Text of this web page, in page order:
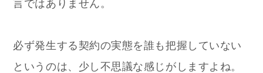
言ではありません。
必ず発生する契約の実態を誰も把握していない
というのは、少し不思議な感じがしますよね。